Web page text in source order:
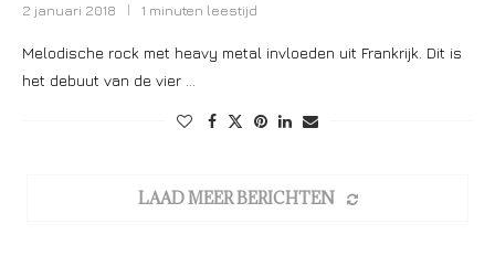
2 januari 2018 1 minuten leestijd
Melodische rock met heavy metal invloeden uit Frankrijk. Dit is
het debuut van de vier …
LAAD MEER BERICHTEN